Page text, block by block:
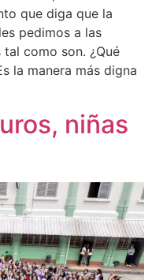
que diga que la
pedimos a las
como son. ¿Qué
la manera más digna
niñas